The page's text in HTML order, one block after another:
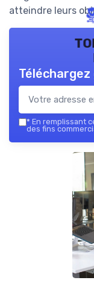
atteindre leurs
* En remplissant
des fins